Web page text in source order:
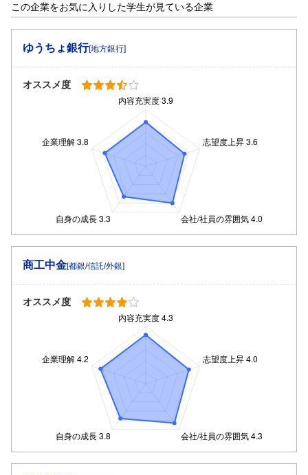
この企業をお気に入りした学生が見ている企業
ゆうちょ銀行[地方銀行]
オススメ度
商工中金[都銀/信託/外銀]
オススメ度